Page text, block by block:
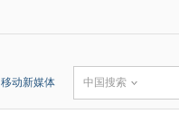
移动新媒体 中国搜索